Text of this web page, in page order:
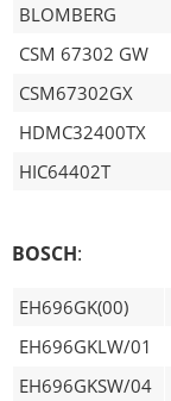
BLOMBERG
CSM 67302 GW
CSM67302GX
HDMC32400TX
HIC64402T
BOSCH:
EH696GK(00)
EH696GKLW/01
EH696GKSW/04